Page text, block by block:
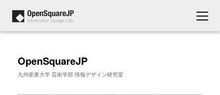
OpenSquareJP
九州産業大学 芸術学部 情報デザイン研究室